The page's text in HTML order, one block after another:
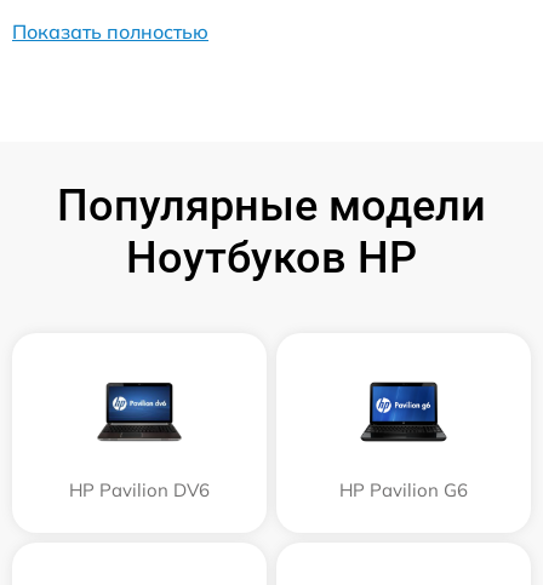
Показать полностью
Популярные модели
Ноутбуков HP
HP Pavilion DV6 HP Pavilion G6